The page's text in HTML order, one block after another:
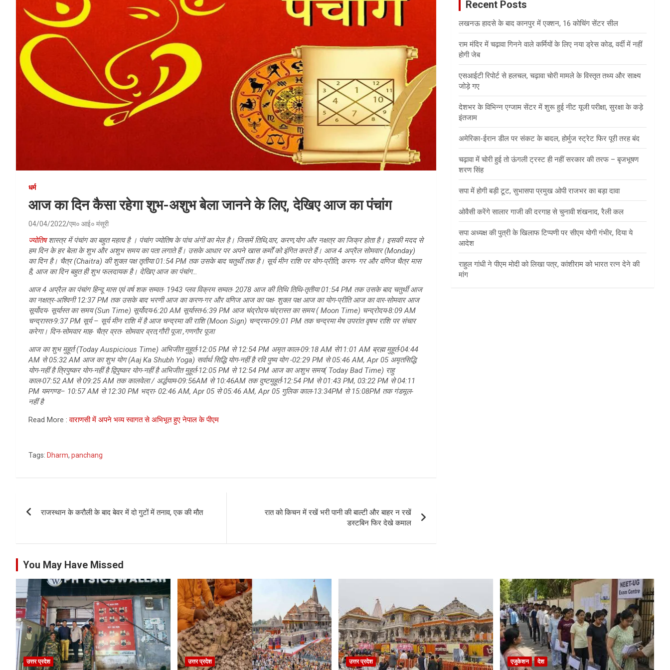
धर्म
आज का दिन कैसा रहेगा शुभ-अशुभ बेला जानने के लिए, देखिए आज का पंचांग
04/04/2022 एम० आई० मंसूरी
ज्योतिषशास्त्र में पंचांग का बहुत महत्व है । पंचांग ज्योतिष के पांच अंगों का मेल है। जिसमें तिथि,वार, करण,योग और नक्षत्र का जिक्र होता है। इसकी मदद से
हम दिन के हर बेला के शुभ और अशुभ समय का पता लगाते हैं। उसके आधार पर अपने खास कर्मों को इंगित करते हैं। आज 4 अप्रैल सोमवार (Monday)
का दिन है। चैत्र (Chaitra) की शुक्ल पक्ष तृतीया 01:54 PM तक उसके बाद चतुर्थी तक है। सूर्य मीन राशि पर योग-प्रीति, करण- गर और वणिज चैत्र मास
है, आज का दिन बहुत ही शुभ फलदायक है। देखिए आज का पंचांग…
आज 4 अप्रैल का पंचांग हिन्दू मास एवं वर्ष शक सम्वत- 1943 प्लव विक्रम सम्वत- 2078 आज की तिथि तिथि-तृतीया 01:54 PM तक उसके बाद चतुर्थी आज
का नक्षत्र-अश्विनी 12:37 PM तक उसके बाद भरणी आज का करण-गर और वणिज आज का पक्ष- शुक्ल पक्ष आज का योग-प्रीति आज का वार-सोमवार आज
सूर्योदय- सूर्यास्त का समय (Sun Time) सूर्योदय-6:20 AM सूर्यास्त-6:39 PM आज चंद्रोदय-चंद्रास्त का समय ( Moon Time) चन्द्रोदय-8:09 AM
चन्द्रास्त-9:37 PM सूर्य – सूर्य मीन राशि में है आज चन्द्रमा की राशि (Moon Sign) चन्द्रमा-09:01 PM तक चन्द्रमा मेष उपरांत वृषभ राशि पर संचार
करेगा। दिन-सोमवार माह- चैत्र व्रत- सोमवार व्रत,गौरी पूजा ,गणगौर पूजा
आज का शुभ मुहूर्त (Today Auspicious Time) अभिजीत मुहूर्त-12:05 PM से 12:54 PM अमृत काल-09:18 AM से11:01 AM ब्रह्म मुहूर्त-04:44
AM से 05:32 AM आज का शुभ योग (Aaj Ka Shubh Yoga) सर्वार्थ सिद्धि योग-नहीं है रवि पुष्य योग -02:29 PM से 05:46 AM, Apr 05 अमृतसिद्धि
योग-नहीं है त्रिपुष्कर योग-नहीं है द्विपुष्कर योग-नहीं है अभिजीत मुहूर्त-12:05 PM से 12:54 PM आज का अशुभ समय( Today Bad Time) राहु
काल-07:52 AM से 09:25 AM तक कालवेला / अर्द्धयाम-09:56AM से 10:46AM तक दुष्टमुहूर्त-12:54 PM से 01:43 PM, 03:22 PM से 04:11
PM यमगण्ड– 10:57 AM से 12:30 PM भद्रा- 02:46 AM, Apr 05 से 05:46 AM, Apr 05 गुलिक काल-13:34PM से 15:08PM तक गंडमूल-
नहीं है
Read More :वाराणसी में अपने भव्य स्वागत से अभिभूत हुए नेपाल के पीएम
Tags: Dharm, panchang
राजस्थान के करौली के बाद बेवर में दो गुटों में तनाव, एक की मौत
रात को किचन में रखें भरी पानी की बाल्टी और बाहर न रखें
डस्टबिन फिर देखे कमाल
Recent Posts
लखनऊ हादसे के बाद कानपुर में एक्शन, 16 कोचिंग सेंटर सील
राम मंदिर में चढ़ावा गिनने वाले कर्मियों के लिए नया ड्रेस कोड, वर्दी में नहीं
होगी जेब
एसआईटी रिपोर्ट से हलचल, चढ़ावा चोरी मामले के विस्तृत तथ्य और साक्ष्य
जोड़े गए
देशभर के विभिन्न एग्जाम सेंटर में शुरू हुई नीट यूजी परीक्षा, सुरक्षा के कड़े
इंतजाम
अमेरिका-ईरान डील पर संकट के बादल, होर्मुज स्ट्रेट फिर पूरी तरह बंद
चढ़ावा में चोरी हुई तो ऊंगली ट्रस्ट ही नहीं सरकार की तरफ – बृजभूषण
शरण सिंह
सपा में होगी बड़ी टूट, सुभासपा प्रमुख ओपी राजभर का बड़ा दावा
ओवैसी करेंगे सालार गाजी की दरगाह से चुनावी शंखनाद, रैली कल
सपा अध्यक्ष की पुत्री के खिलाफ टिप्पणी पर सीएम योगी गंभीर, दिया ये
आदेश
राहुल गांधी ने पीएम मोदी को लिखा पत्र, कांशीराम को भारत रत्न देने की
मांग
You May Have Missed
उत्तर प्रदेश उत्तर प्रदेश उत्तर प्रदेश एजुकेशन देश